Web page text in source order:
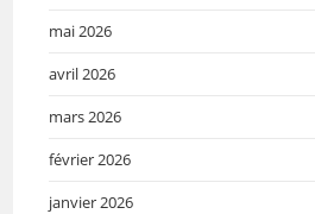
mai 2026
avril 2026
mars 2026
février 2026
janvier 2026